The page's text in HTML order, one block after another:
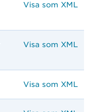
Visa som XML
Visa som XML
Visa som XML